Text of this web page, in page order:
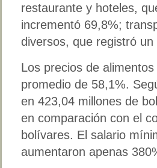
restaurante y hoteles,
incrementó 69,8%;
diversos, que registró un
Los precios de
promedio de 58,1%.
en 423,04 millones de
en comparación con el
bolívares. El salario
aumentaron apenas